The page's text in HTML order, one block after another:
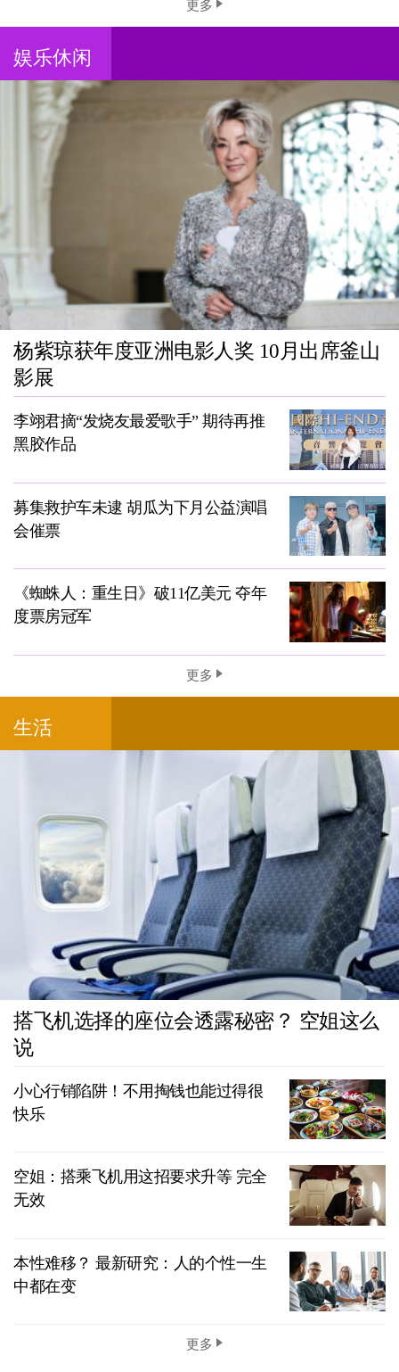
更多
娱乐休闲
杨紫琼获年度亚洲电影人奖 10月出席釜山
影展
李翊君摘“发烧友最爱歌手” 期待再推
黑胶作品
募集救护车未逮 胡瓜为下月公益演唱
会催票
《蜘蛛人：重生日》破11亿美元 夺年
度票房冠军
更多
生活
搭飞机选择的座位会透露秘密？ 空姐这么
说
小心行销陷阱！不用掏钱也能过得很
快乐
空姐：搭乘飞机用这招要求升等 完全
无效
本性难移？ 最新研究：人的个性一生
中都在变
更多